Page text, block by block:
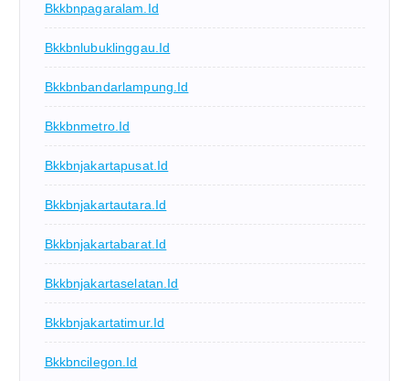
Bkkbnpagaralam.id
Bkkbnlubuklinggau.id
Bkkbnbandarlampung.id
Bkkbnmetro.id
Bkkbnjakartapusat.id
Bkkbnjakartautara.id
Bkkbnjakartabarat.id
Bkkbnjakartaselatan.id
Bkkbnjakartatimur.id
Bkkbncilegon.id